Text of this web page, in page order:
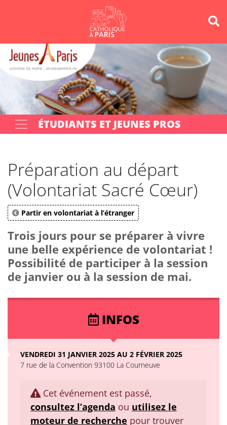
Votre recherche OK
ÉTUDIANTS ET JEUNES PROS
Préparation au départ
(Volontariat Sacré Cœur)
Partir en volontariat à l’étranger
Trois jours pour se préparer à vivre
une belle expérience de volontariat !
Possibilité de participer à la session
de janvier ou à la session de mai.
INFOS
VENDREDI 31 JANVIER 2025 AU 2 FÉVRIER 2025
7 rue de la Convention 93100 La Courneuve
Cet événement est passé,
consultez l’agenda ou utilisez le
moteur de recherche pour trouver
Panneau de gestion des cookies